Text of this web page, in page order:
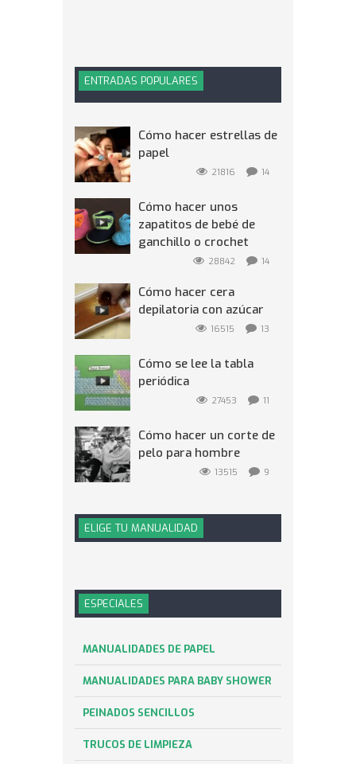
ENTRADAS POPULARES
Cómo hacer estrellas de
papel
21816 14
Cómo hacer unos
zapatitos de bebé de
ganchillo o crochet
28842 14
Cómo hacer cera
depilatoria con azúcar
16515 13
Cómo se lee la tabla
periódica
27453 11
Cómo hacer un corte de
pelo para hombre
13515 9
ELIGE TU MANUALIDAD
ESPECIALES
MANUALIDADES DE PAPEL
MANUALIDADES PARA BABY SHOWER
PEINADOS SENCILLOS
TRUCOS DE LIMPIEZA